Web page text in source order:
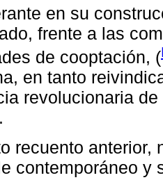
en su
frente a las
de cooptación, (
en tanto
revolucionaria
recuento anterior,
contemporáneo y